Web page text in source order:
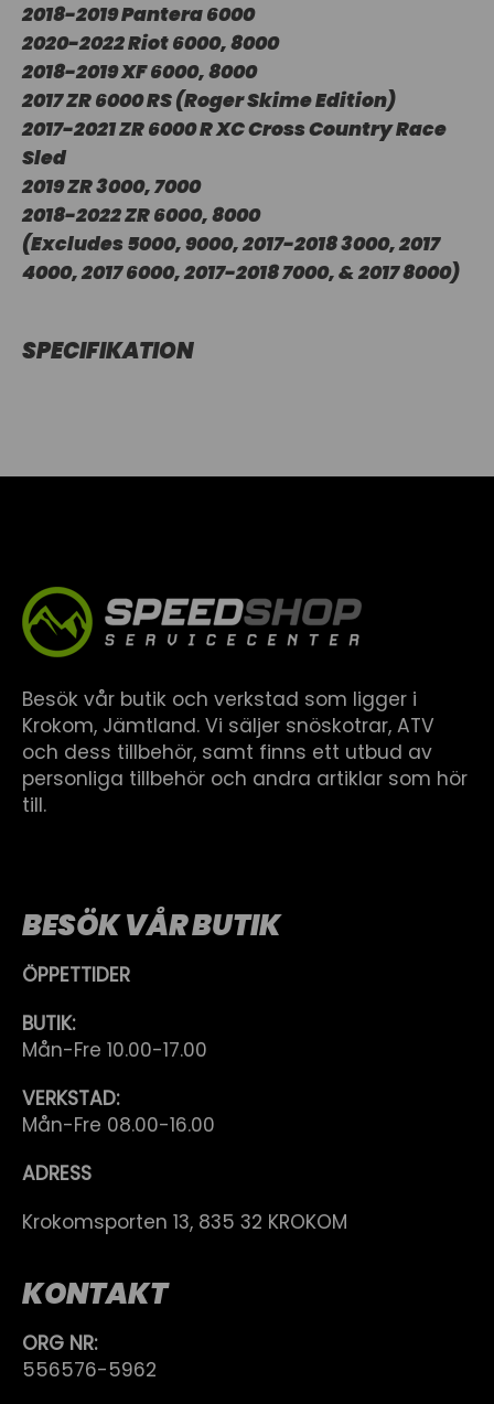
2018-2019 Pantera 6000
2020-2022 Riot 6000, 8000
2018-2019 XF 6000, 8000
2017 ZR 6000 RS (Roger Skime Edition)
2017-2021 ZR 6000 R XC Cross Country Race
Sled
2019 ZR 3000, 7000
2018-2022 ZR 6000, 8000
(Excludes 5000, 9000, 2017-2018 3000, 2017
4000, 2017 6000, 2017-2018 7000, & 2017 8000)
SPECIFIKATION
Besök vår butik och verkstad som ligger i
Krokom, Jämtland. Vi säljer snöskotrar, ATV
och dess tillbehör, samt finns ett utbud av
personliga tillbehör och andra artiklar som hör
till.
BESÖK VÅR BUTIK
ÖPPETTIDER
BUTIK:
Mån-Fre 10.00-17.00
VERKSTAD:
Mån-Fre 08.00-16.00
ADRESS
Krokomsporten 13, 835 32 KROKOM
KONTAKT
ORG NR:
556576-5962